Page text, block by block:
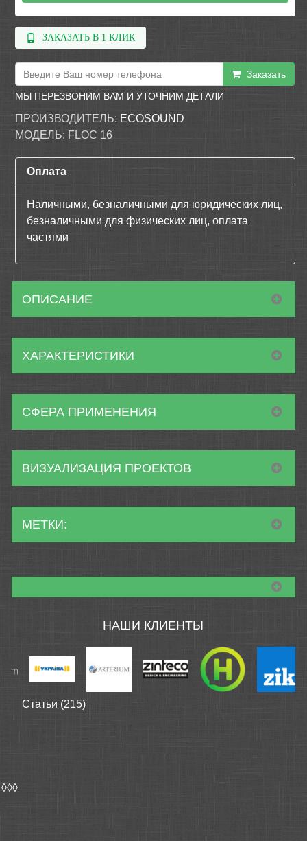
ЗАКАЗАТЬ В 1 КЛИК
Заказать
МЫ ПЕРЕЗВОНИМ ВАМ И УТОЧНИМ ДЕТАЛИ
ПРОИЗВОДИТЕЛЬ: ECOSOUND
МОДЕЛЬ: FLOC 16
Оплата
Наличными, безналичными для юридических лиц,
безналичными для физических лиц, оплата
частями
ОПИСАНИЕ
ХАРАКТЕРИСТИКИ
СФЕРА ПРИМЕНЕНИЯ
ВИЗУАЛИЗАЦИЯ ПРОЕКТОВ
МЕТКИ:
НАШИ КЛИЕНТЫ
Статьи (215)
◊◊◊